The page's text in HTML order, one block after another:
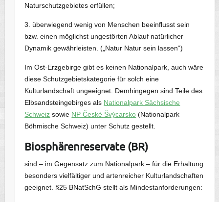
Naturschutzgebietes erfüllen;
3. überwiegend wenig von Menschen beeinflusst sein
bzw. einen möglichst ungestörten Ablauf natürlicher
Dynamik gewährleisten. („Natur Natur sein lassen“)
Im Ost-Erzgebirge gibt es keinen Nationalpark, auch wäre
diese Schutzgebietskategorie für solch eine
Kulturlandschaft ungeeignet. Demhingegen sind Teile des
Elbsandsteingebirges als Nationalpark Sächsische
Schweiz sowie NP České Švýcarsko (Nationalpark
Böhmische Schweiz) unter Schutz gestellt.
Biosphärenreservate (BR)
sind – im Gegensatz zum Nationalpark – für die Erhaltung
besonders vielfältiger und artenreicher Kulturlandschaften
geeignet. §25 BNatSchG stellt als Mindestanforderungen: